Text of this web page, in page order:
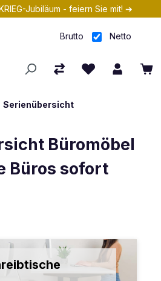
Jubiläum - feiern Sie mit! ➔
Brutto Netto
Serienübersicht
Büromöbel
Büros sofort